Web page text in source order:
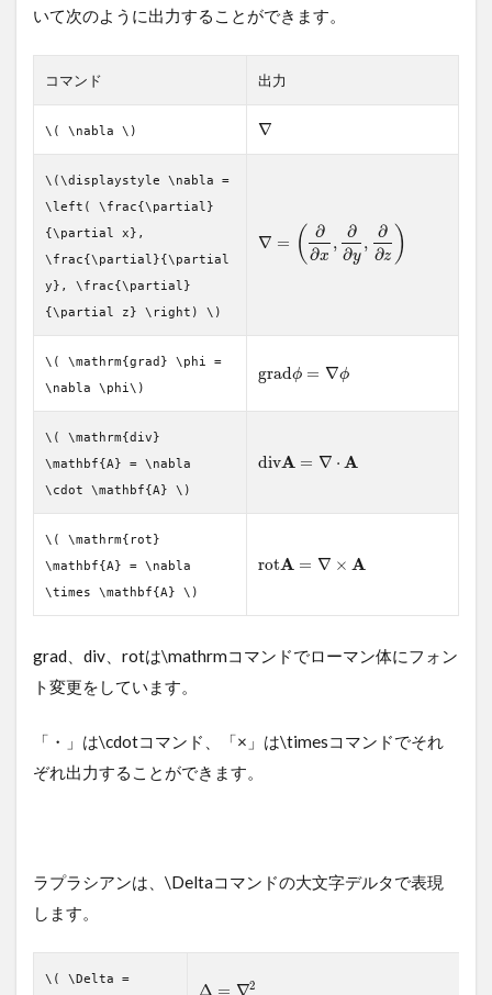
いて次のように出力することができます。
コマンド 出力
\( \nabla \) ∇
\(\displaystyle \nabla =
\left( \frac{\partial}
{\partial x},
\frac{\partial}{\partial
y}, \frac{\partial}
{\partial z} \right) \)
∇ = ( ∂
∂x
,
∂
∂y
,
∂
∂z )
\( \mathrm{grad} \phi =
\nabla \phi\)
gradϕ = ∇ϕ
\( \mathrm{div}
\mathbf{A} = \nabla
\cdot \mathbf{A} \)
divA = ∇ ⋅ A
\( \mathrm{rot}
\mathbf{A} = \nabla
\times \mathbf{A} \)
rotA = ∇ × A
grad、div、rotは\mathrmコマンドでローマン体にフォン
ト変更をしています。
「・」は\cdotコマンド、「×」は\timesコマンドでそれ
ぞれ出力することができます。
ラプラシアンは、\Deltaコマンドの大文字デルタで表現
します。
\( \Delta =
Δ = ∇2